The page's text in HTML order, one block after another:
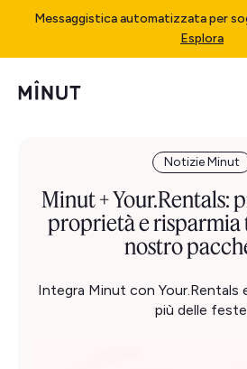
Messaggistica automatizzata per
Esplora
Notizie Minut
Minut + Your.Rentals:
proprietà e risparmia
nostro
Integra Minut con Your.Rentals
più delle